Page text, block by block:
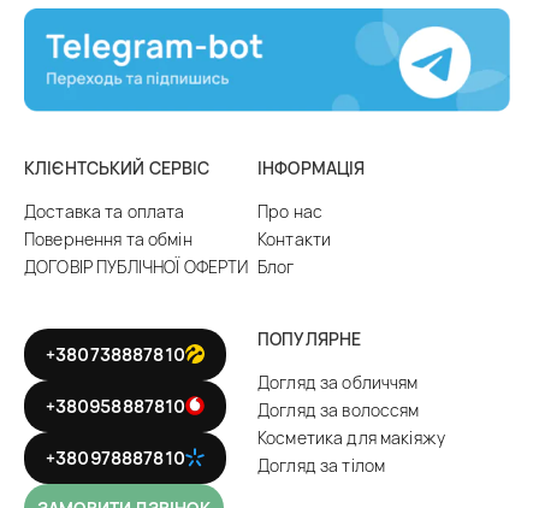
КЛІЄНТСЬКИЙ СЕРВІС
Доставка та оплата
Повернення та обмін
ДОГОВІР ПУБЛІЧНОЇ ОФЕРТИ
ІНФОРМАЦІЯ
Про нас
Контакти
Блог
+380738887810
+380958887810
+380978887810
ПОПУЛЯРНЕ
Догляд за обличчям
Догляд за волоссям
Косметика для макіяжу
Догляд за тілом